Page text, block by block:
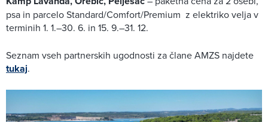
psa in parcelo Standard/Comfort/Premium z elektriko velja v
terminih 1. 1.–30. 6. in 15. 9.–31. 12.
Seznam vseh partnerskih ugodnosti za člane AMZS najdete
tukaj.